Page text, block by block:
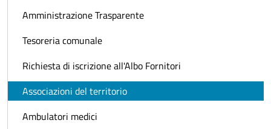
Amministrazione Trasparente
Tesoreria comunale
Richiesta di iscrizione all'Albo Fornitori
Associazioni del territorio
Ambulatori medici